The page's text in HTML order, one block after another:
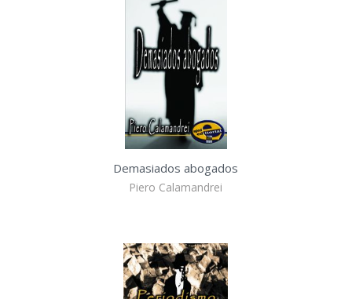
Demasiados abogados
Piero Calamandrei